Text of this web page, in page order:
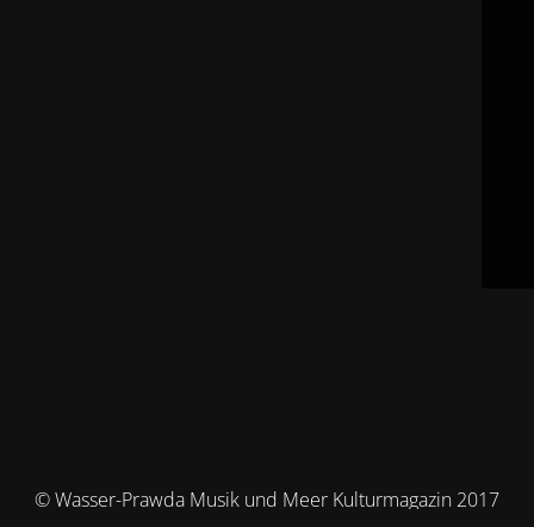
© Wasser-Prawda Musik und Meer Kulturmagazin 2017